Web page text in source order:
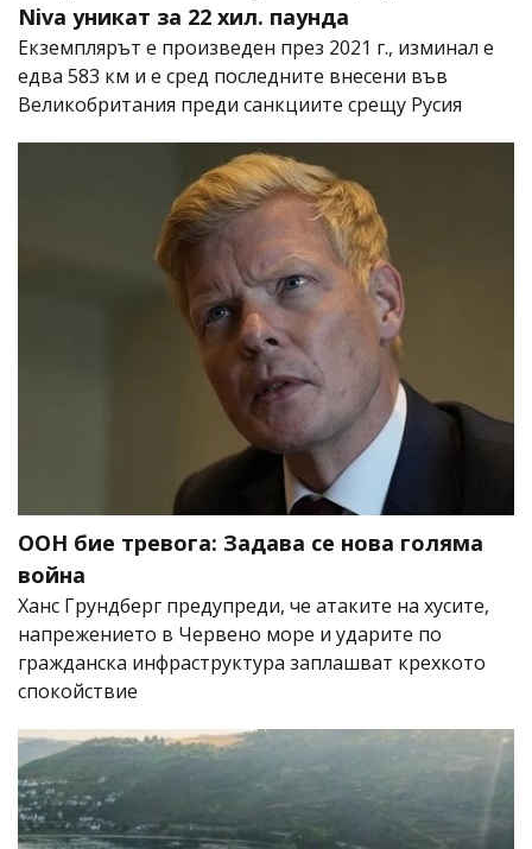
Niva уникат за 22 хил. паунда
Екземплярът е произведен през 2021 г., изминал е
едва 583 км и е сред последните внесени във
Великобритания преди санкциите срещу Русия
ООН бие тревога: Задава се нова голяма
война
Ханс Грундберг предупреди, че атаките на хусите,
напрежението в Червено море и ударите по
гражданска инфраструктура заплашват крехкото
спокойствие